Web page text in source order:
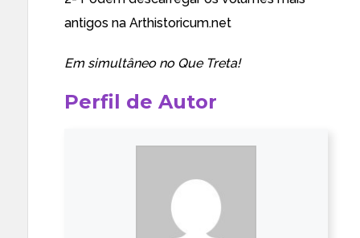
antigos na Arthistoricum.net
Em simultâneo no Que Treta!
Perfil de Autor